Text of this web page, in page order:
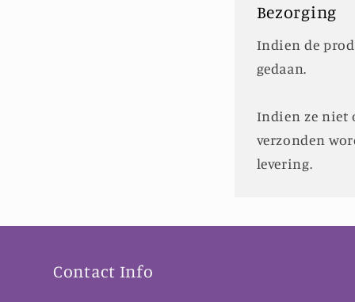
Bezorging
Indien de
gedaan.
Indien ze niet
verzonden
levering.
Contact Info